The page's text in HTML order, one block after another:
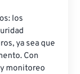
los
ya sea que
Con
monitoreo